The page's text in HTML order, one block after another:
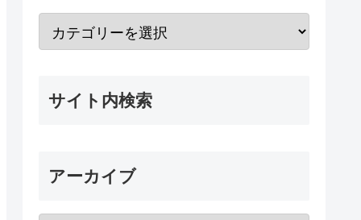
サイト内検索
アーカイブ